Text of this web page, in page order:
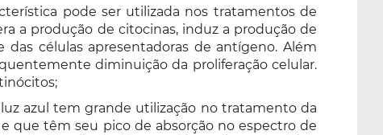
pode ser utilizada nos tratamentos de
a produção de citocinas, induz a produção de
células apresentadoras de antígeno. Além
diminuição da proliferação celular.
azul tem grande utilização no tratamento da
que têm seu pico de absorção no espectro de